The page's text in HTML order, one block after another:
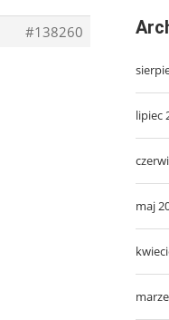
#138260
lipiec
maj